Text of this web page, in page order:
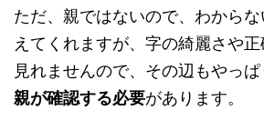
ただ、親ではないので、わから
えてくれますが、字の綺麗さや
見れませんので、その辺もやっぱ
親が確認する必要があります。